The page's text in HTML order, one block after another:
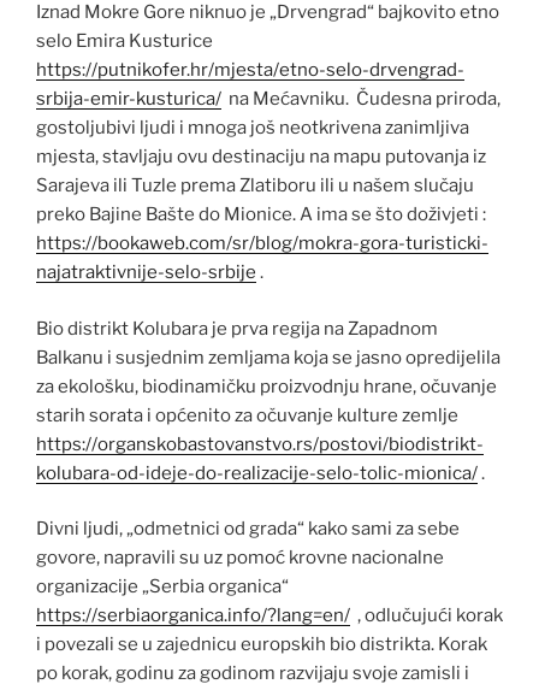
Iznad Mokre Gore niknuo je „Drvengrad“ bajkovito etno
selo Emira Kusturice
https://putnikofer.hr/mjesta/etno-selo-drvengrad-
srbija-emir-kusturica/ na Mećavniku. Čudesna priroda,
gostoljubivi ljudi i mnoga još neotkrivena zanimljiva
mjesta, stavljaju ovu destinaciju na mapu putovanja iz
Sarajeva ili Tuzle prema Zlatiboru ili u našem slučaju
preko Bajine Bašte do Mionice. A ima se što doživjeti :
https://bookaweb.com/sr/blog/mokra-gora-turisticki-
najatraktivnije-selo-srbije .
Bio distrikt Kolubara je prva regija na Zapadnom
Balkanu i susjednim zemljama koja se jasno opredijelila
za ekološku, biodinamičku proizvodnju hrane, očuvanje
starih sorata i općenito za očuvanje kulture zemlje
https://organskobastovanstvo.rs/postovi/biodistrikt-
kolubara-od-ideje-do-realizacije-selo-tolic-mionica/.
Divni ljudi, „odmetnici od grada“ kako sami za sebe
govore, napravili su uz pomoć krovne nacionalne
organizacije „Serbia organica“
https://serbiaorganica.info/?lang=en/ , odlučujući korak
i povezali se u zajednicu europskih bio distrikta. Korak
po korak, godinu za godinom razvijaju svoje zamisli i